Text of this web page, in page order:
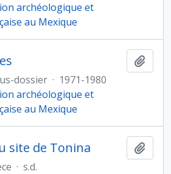
archéologique et
au Mexique
dossier · 1971-1980
archéologique et
au Mexique
site de Tonina
· s.d.